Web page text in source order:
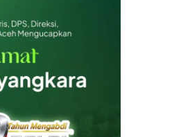
Rp 152.886.000